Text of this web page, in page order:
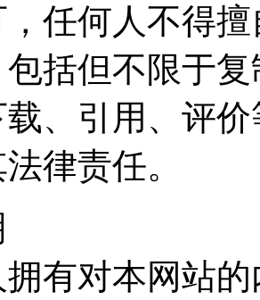
任何人不得
括但不限于
、引用、评
律责任。
拥有对本网站